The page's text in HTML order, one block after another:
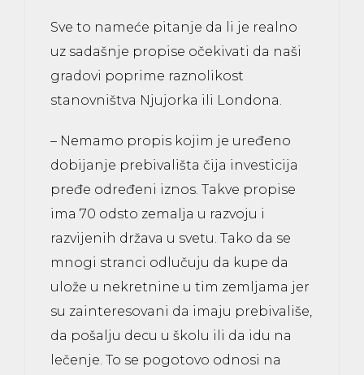
Sve to nameće pitanje da li je realno
uz sadašnje propise očekivati da naši
gradovi poprime raznolikost
stanovništva Njujorka ili Londona.
– Nemamo propis kojim je uređeno
dobijanje prebivališta čija investicija
pređe određeni iznos. Takve propise
ima 70 odsto zemalja u razvoju i
razvijenih država u svetu. Tako da se
mnogi stranci odlučuju da kupe da
ulože u nekretnine u tim zemljama jer
su zainteresovani da imaju prebivališe,
da pošalju decu u školu ili da idu na
lečenje. To se pogotovo odnosi na